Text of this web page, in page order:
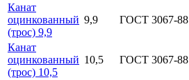
Канат
оцинкованный
(трос) 9,9
9,9 ГОСТ 3067-88
Канат
оцинкованный
(трос) 10,5
10,5 ГОСТ 3067-88